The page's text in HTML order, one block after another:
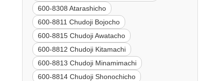
600-8308 Atarashicho
600-8811 Chudoji Bojocho
600-8815 Chudoji Awatacho
600-8812 Chudoji Kitamachi
600-8813 Chudoji Minamimachi
600-8814 Chudoji Shonochicho